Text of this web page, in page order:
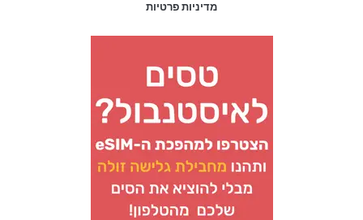
מדיניות פרטיות